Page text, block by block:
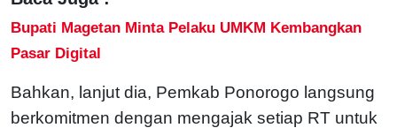
Bupati Magetan Minta Pelaku UMKM Kembangkan
Pasar Digital
Bahkan, lanjut dia, Pemkab Ponorogo langsung
berkomitmen dengan mengajak setiap RT untuk